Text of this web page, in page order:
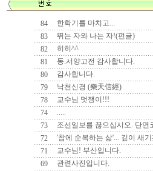
84
한학기를 마치고...
83
뛰는 자와 나는 자!(펀글)
82
히히^^
81
동.서양고전 감사합니다.
80
감사합니다.
79
낙천신경 (樂天信經)
78
교수님 멋쟁이!!!
74
.....
73
조선일보를 끊으십시오. 단연
72
'참에 순복하는 삶'... 깊이 새
71
교수님! 부산입니다.
69
관련사진입니다.